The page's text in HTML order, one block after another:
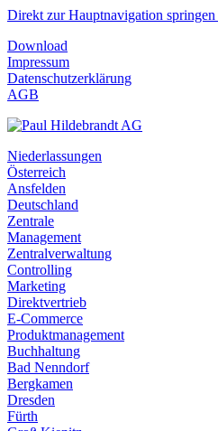
Direkt zur Hauptnavigation springen
Download
Impressum
Datenschutzerklärung
AGB
Niederlassungen
Österreich
Ansfelden
Deutschland
Zentrale
Management
Zentralverwaltung
Controlling
Marketing
Direktvertrieb
E-Commerce
Produktmanagement
Buchhaltung
Bad Nenndorf
Bergkamen
Dresden
Fürth